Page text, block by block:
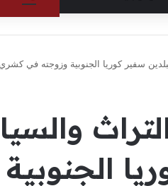
سفير كوريا الجنوبية وزوجته في
الجنوبية